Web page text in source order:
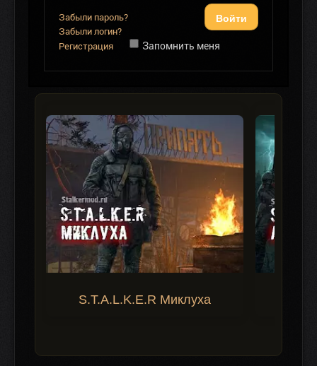
Войти
Забыли пароль?
Забыли логин?
Регистрация
Запомнить меня
S.T.A.L.K.E.R Миклуха